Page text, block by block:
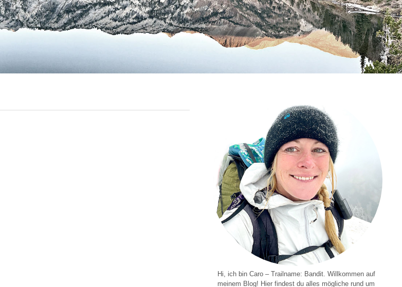
Hi, ich bin Caro – Trailname: Bandit. Willkommen auf
meinem Blog! Hier findest du alles mögliche rund um